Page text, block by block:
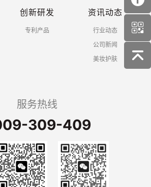
创新研发
专利产品
资讯动态
行业动态
公司新闻
美妆护肤
服务热线
309-409